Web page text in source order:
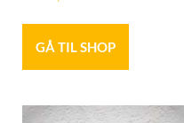
GÅ TIL SHOP